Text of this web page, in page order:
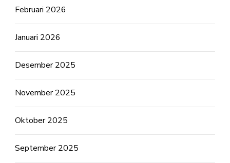
Februari 2026
Januari 2026
Desember 2025
November 2025
Oktober 2025
September 2025